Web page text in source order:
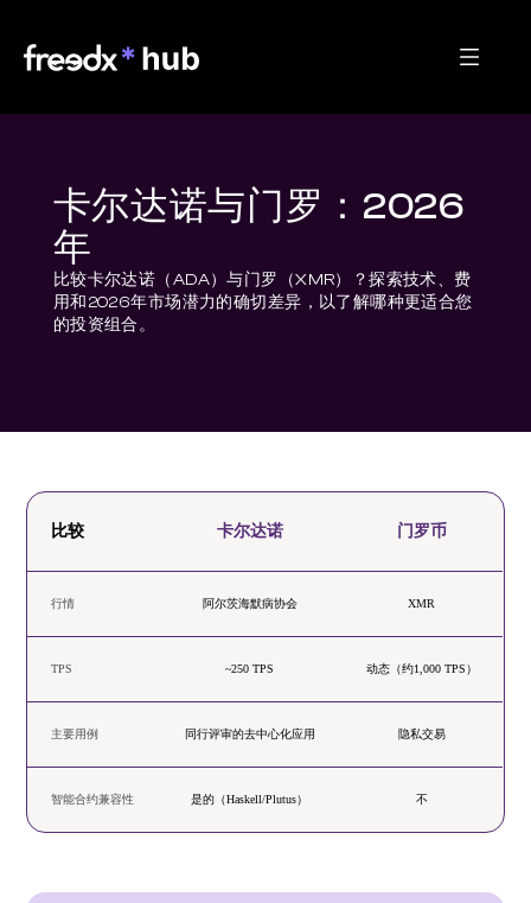
卡尔达诺与门罗：2026
年
比较卡尔达诺（ADA）与门罗（XMR）？探索技术、费
用和2026年市场潜力的确切差异，以了解哪种更适合您
的投资组合。
比较 卡尔达诺 门罗币
行情 阿尔茨海默病协会 XMR
TPS ~250 TPS 动态（约1,000 TPS）
主要用例 同行评审的去中心化应用 隐私交易
智能合约兼容性 是的（Haskell/Plutus） 不